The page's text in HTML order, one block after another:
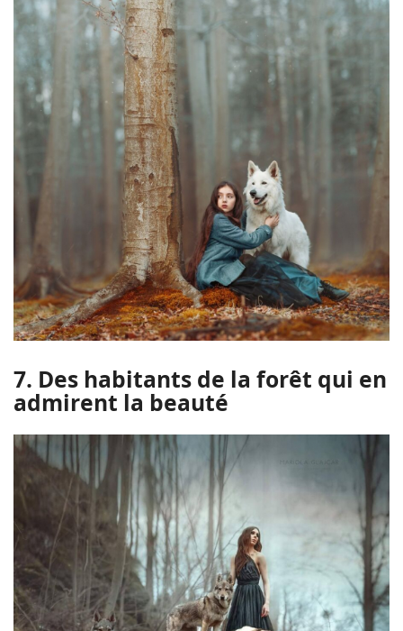
7. Des habitants de la forêt qui en
admirent la beauté